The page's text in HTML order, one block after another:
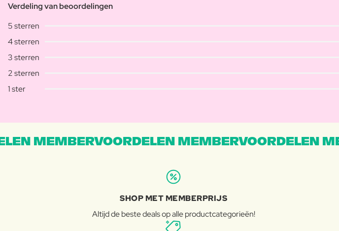
Verdeling van beoordelingen
5 sterren
4 sterren
3 sterren
2 sterren
1 ster
MEMBERVOORDELEN MEMBERVOORDELEN
SHOP MET MEMBERPRIJS
Altijd de beste deals op alle productcategorieën!